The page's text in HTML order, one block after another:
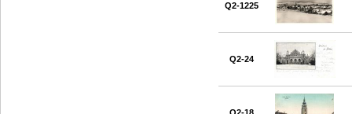
Q2-1225
Q2-24